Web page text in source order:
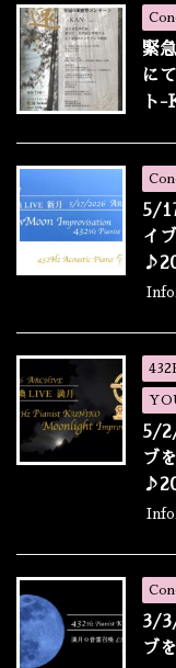
緊
に
ト-
5/
イ
5/
ブ
3/
ブ